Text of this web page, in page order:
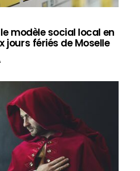
modèle social local en
jours fériés de Moselle